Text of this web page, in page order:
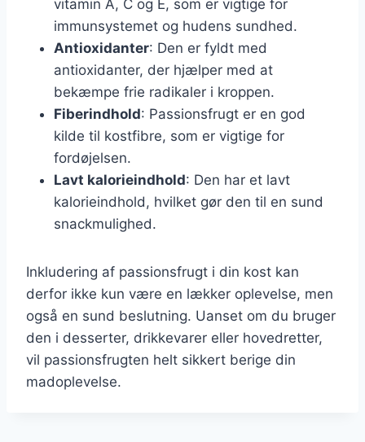
vitamin A, C og E, som er vigtige for
immunsystemet og hudens sundhed.
Antioxidanter: Den er fyldt med
antioxidanter, der hjælper med at
bekæmpe frie radikaler i kroppen.
Fiberindhold: Passionsfrugt er en god
kilde til kostfibre, som er vigtige for
fordøjelsen.
Lavt kalorieindhold: Den har et lavt
kalorieindhold, hvilket gør den til en sund
snackmulighed.
Inkludering af passionsfrugt i din kost kan
derfor ikke kun være en lækker oplevelse, men
også en sund beslutning. Uanset om du bruger
den i desserter, drikkevarer eller hovedretter,
vil passionsfrugten helt sikkert berige din
madoplevelse.